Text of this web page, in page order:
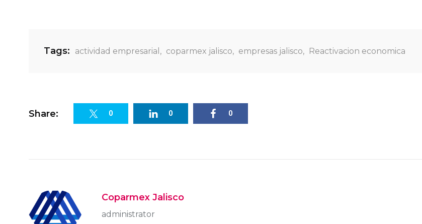
Tags: actividad empresarial , coparmex jalisco, empresas jalisco, Reactivacion economica
Share: 0 0 0
Coparmex Jalisco
administrator